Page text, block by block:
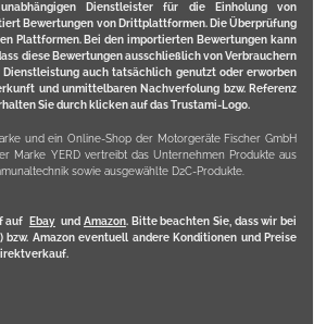
Dienstleister für die Einholung von
Bewertungen von Drittplattformen. Die Überprüfung
Plattformen. Bei den importierten Bewertungen kann
diese Bewertungen ausschließlich von Verbrauchern
Dienstleistung auch tatsächlich genutzt oder erworben
und unmittelbaren Nachverfolung bzw. Referenz
Sie durch klicken auf das Trustami-Logo.
und ein Online-Shop der Motorgeräte Fischer GmbH
Marke YERD vertreibt das Unternehmen Produkte aus
sowie ausgewählte D2C-Produkte.
auf Ebayund Amazon. Bitte beachten Sie, dass wir bei
bzw. Amazon eventuell andere Konditionen und Preise